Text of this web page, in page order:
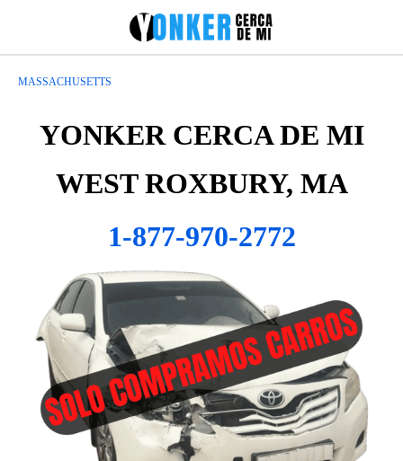
MASSACHUSETTS
YONKER CERCA DE MI
WEST ROXBURY, MA
1-877-970-2772